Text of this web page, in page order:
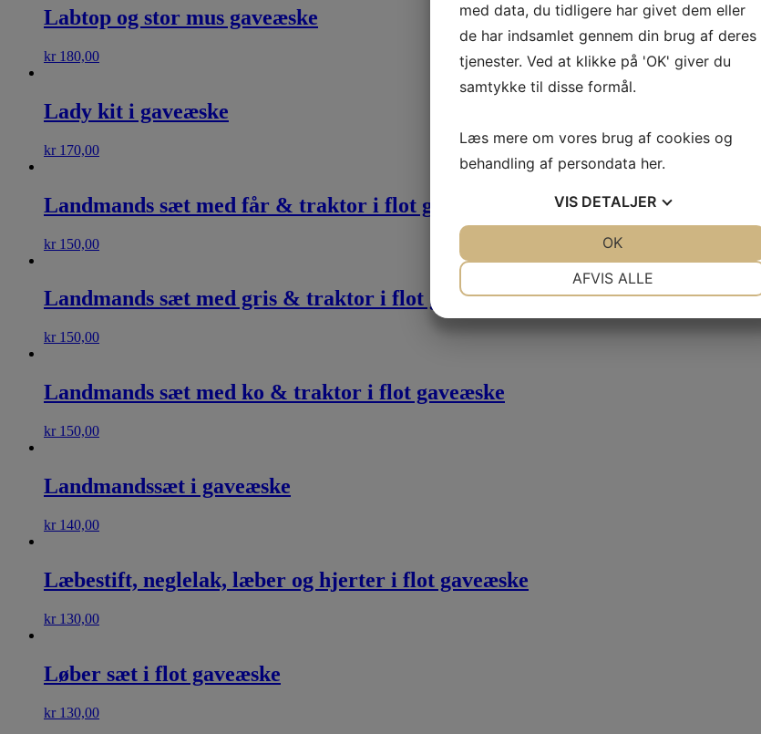
Labtop og stor mus gaveæske
kr180,00
Lady kit i gaveæske
kr170,00
Landmands sæt med får & traktor i flot gaveæske
kr150,00
Landmands sæt med gris & traktor i flot gaveæske
kr150,00
Landmands sæt med ko & traktor i flot gaveæske
kr150,00
Landmandssæt i gaveæske
kr140,00
Læbestift, neglelak, læber og hjerter i flot gaveæske
kr130,00
Løber sæt i flot gaveæske
kr130,00
med data, du tidligere har givet dem eller
de har indsamlet gennem din brug af deres
tjenester. Ved at klikke på 'OK' giver du
samtykke til disse formål.
Læs mere om vores brug af cookies og
behandling af persondata her.
VIS DETALJER
AFVIS ALLE
OK